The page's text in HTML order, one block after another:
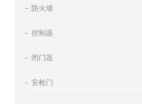
防火墙
控制器
闭门器
安检门